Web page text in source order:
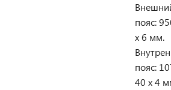
пояс:
х 6 мм.
пояс:
40 х 4